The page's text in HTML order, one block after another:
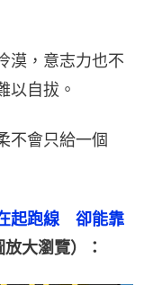
漠，意志力也不
以自拔。
不會只給一個
起跑線　卻能靠
放大瀏覽）：